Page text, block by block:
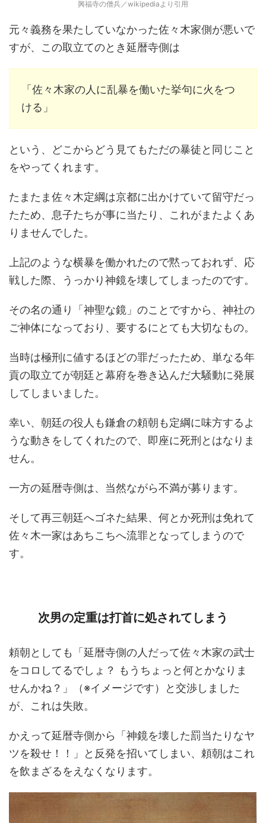
興福寺の僧兵／wikipediaより引用
元々義務を果たしていなかった佐々木家側が悪いで
すが、この取立てのとき延暦寺側は
「佐々木家の人に乱暴を働いた挙句に火をつ
ける」
という、どこからどう見てもただの暴徒と同じこと
をやってくれます。
たまたま佐々木定綱は京都に出かけていて留守だっ
たため、息子たちが事に当たり、これがまたよくあ
りませんでした。
上記のような横暴を働かれたので黙っておれず、応
戦した際、うっかり神鏡を壊してしまったのです。
その名の通り「神聖な鏡」のことですから、神社の
ご神体になっており、要するにとても大切なもの。
当時は極刑に値するほどの罪だったため、単なる年
貢の取立てが朝廷と幕府を巻き込んだ大騒動に発展
してしまいました。
幸い、朝廷の役人も鎌倉の頼朝も定綱に味方するよ
うな動きをしてくれたので、即座に死刑とはなりま
せん。
一方の延暦寺側は、当然ながら不満が募ります。
そして再三朝廷へゴネた結果、何とか死刑は免れて
佐々木一家はあちこちへ流罪となってしまうので
す。
次男の定重は打首に処されてしまう
頼朝としても「延暦寺側の人だって佐々木家の武士
をコロしてるでしょ？ もうちょっと何とかなりま
せんかね？」（※イメージです）と交渉しました
が、これは失敗。
かえって延暦寺側から「神鏡を壊した罰当たりなヤ
ツを殺せ！！」と反発を招いてしまい、頼朝はこれ
を飲まざるをえなくなります。